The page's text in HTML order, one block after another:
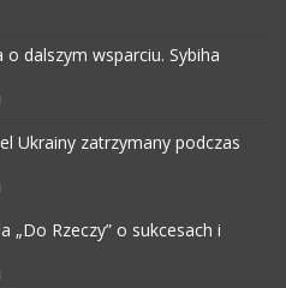
o dalszym wsparciu. Sybiha
Ukrainy zatrzymany podczas
„Do Rzeczy” o sukcesach i